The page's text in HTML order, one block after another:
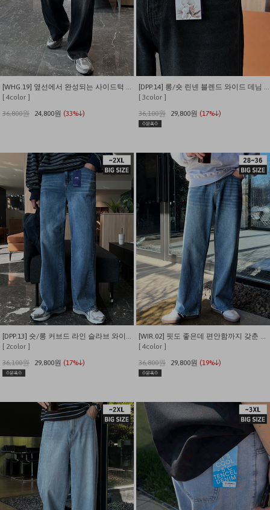
[WHG.19] 옆선에서 완성되는 사이드턱 와이드 데님 팬츠
[ 4color ]
36,800원
24,800원 (33%↓)
[DPP.14] 롱/숏 린넨 블렌드 와이드 데님 팬츠
[ 3color ]
36,100원
29,800원 (17%↓)
[DPP.13] 숏/롱 커브드 라인 슬라브 와이드 데님 팬츠
[ 2color ]
36,100원
29,800원 (17%↓)
[WIR.02] 핏도 좋은데 편안함까지 갖춘 뒷밴딩 와이드 데님팬츠
[ 4color ]
36,800원
29,800원 (19%↓)